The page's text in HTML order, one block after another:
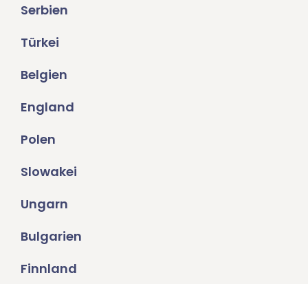
Serbien
Türkei
Belgien
England
Polen
Slowakei
Ungarn
Bulgarien
Finnland